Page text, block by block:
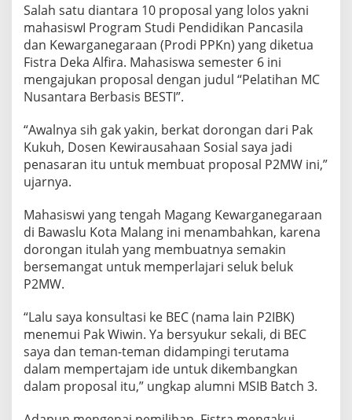
Salah satu diantara 10 proposal yang lolos yakni
mahasiswI Program Studi Pendidikan Pancasila
dan Kewarganegaraan (Prodi PPKn) yang diketua
Fistra Deka Alfira. Mahasiswa semester 6 ini
mengajukan proposal dengan judul “Pelatihan MC
Nusantara Berbasis BESTI”.
“Awalnya sih gak yakin, berkat dorongan dari Pak
Kukuh, Dosen Kewirausahaan Sosial saya jadi
penasaran itu untuk membuat proposal P2MW ini,”
ujarnya.
Mahasiswi yang tengah Magang Kewarganegaraan
di Bawaslu Kota Malang ini menambahkan, karena
dorongan itulah yang membuatnya semakin
bersemangat untuk memperlajari seluk beluk
P2MW.
“Lalu saya konsultasi ke BEC (nama lain P2IBK)
menemui Pak Wiwin. Ya bersyukur sekali, di BEC
saya dan teman-teman didampingi terutama
dalam mempertajam ide untuk dikembangkan
dalam proposal itu,” ungkap alumni MSIB Batch 3.